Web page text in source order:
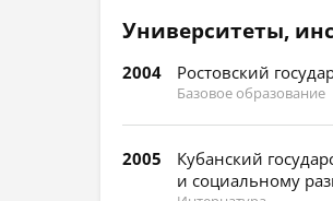
Университеты,
2004 Ростовский
Базовое образование
2005
Кубанский
и социальному